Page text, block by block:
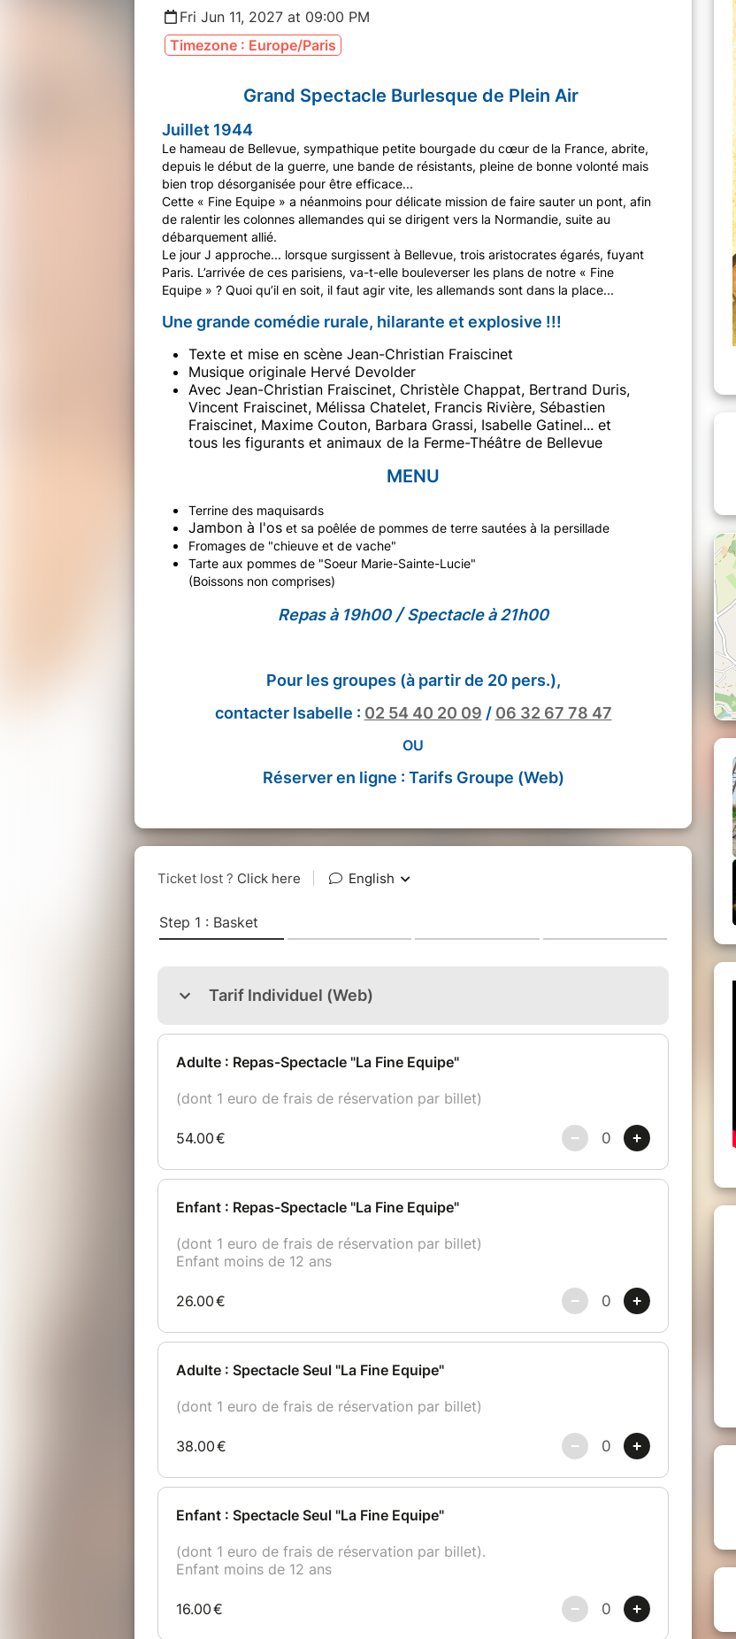
Fri Jun 11, 2027 at 09:00 PM
Timezone : Europe/Paris
Grand Spectacle Burlesque de Plein Air
Juillet 1944
Le hameau de Bellevue, sympathique petite bourgade du cœur de la France, abrite,
depuis le début de la guerre, une bande de résistants, pleine de bonne volonté mais
bien trop désorganisée pour être efficace...
Cette « Fine Equipe » a néanmoins pour délicate mission de faire sauter un pont, afin
de ralentir les colonnes allemandes qui se dirigent vers la Normandie, suite au
débarquement allié.
Le jour J approche... lorsque surgissent à Bellevue, trois aristocrates égarés, fuyant
Paris. L’arrivée de ces parisiens, va-t-elle bouleverser les plans de notre « Fine
Equipe » ? Quoi qu’il en soit, il faut agir vite, les allemands sont dans la place...
Une grande comédie rurale, hilarante et explosive !!!
Texte et mise en scène Jean-Christian Fraiscinet
Musique originale Hervé Devolder
Avec Jean-Christian Fraiscinet, Christèle Chappat, Bertrand Duris,
Vincent Fraiscinet, Mélissa Chatelet, Francis Rivière, Sébastien
Fraiscinet, Maxime Couton, Barbara Grassi, Isabelle Gatinel... et
tous les figurants et animaux de la Ferme-Théâtre de Bellevue
MENU
Terrine des maquisards
Jambon à l'os et sa poêlée de pommes de terre sautées à la persillade
Fromages de "chieuve et de vache"
Tarte aux pommes de "Soeur Marie-Sainte-Lucie"
(Boissons non comprises)
Repas à 19h00/Spectacle à 21h00
Pour les groupes (à partir de 20 pers.),
contacter Isabelle : 02 54 40 20 09 / 06 32 67 78 47
OU
Réserver en ligne : Tarifs Groupe (Web)